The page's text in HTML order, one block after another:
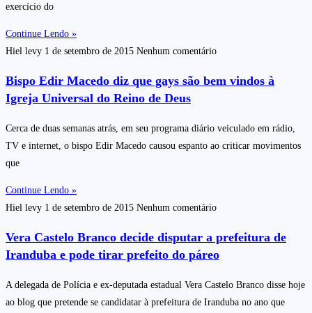
exercício do
Continue Lendo »
Hiel levy 1 de setembro de 2015 Nenhum comentário
Bispo Edir Macedo diz que gays são bem vindos à
Igreja Universal do Reino de Deus
Cerca de duas semanas atrás, em seu programa diário veiculado em rádio,
TV e internet, o bispo Edir Macedo causou espanto ao criticar movimentos
que
Continue Lendo »
Hiel levy 1 de setembro de 2015 Nenhum comentário
Vera Castelo Branco decide disputar a prefeitura de
Iranduba e pode tirar prefeito do páreo
A delegada de Polícia e ex-deputada estadual Vera Castelo Branco disse hoje
ao blog que pretende se candidatar à prefeitura de Iranduba no ano que